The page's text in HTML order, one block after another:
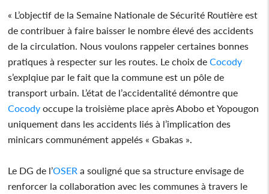
« L’objectif de la Semaine Nationale de Sécurité Routière est
de contribuer à faire baisser le nombre élevé des accidents
de la circulation. Nous voulons rappeler certaines bonnes
pratiques à respecter sur les routes. Le choix deCocody
s’explqiue par le fait que la commune est un pôle de
transport urbain. L’état de l’accidentalité démontre que
Cocody occupe la troisième place après Abobo et Yopougon
uniquement dans les accidents liés à l’implication des
minicars communément appelés « Gbakas ».
Le DG de l’OSER a souligné que sa structure envisage de
renforcer la collaboration avec les communes à travers le